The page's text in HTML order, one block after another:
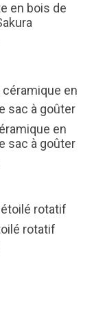
en bois de
en
sac à goûter
rotatif